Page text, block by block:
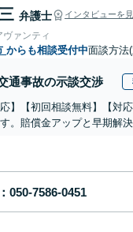
弁護士 インタビューを
ァンティ
からも相談受付中面談方法
通事故の示談交渉
応】【初回相談無料】【対
。賠償金アップと早期解